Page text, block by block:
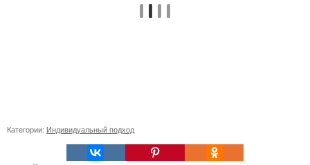
Категории: Индивидуальный подход